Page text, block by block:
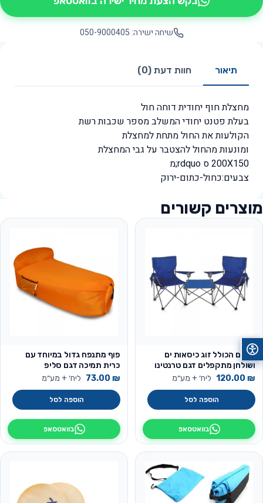
שיחה ישירה: 050-9000405
תיאור חוות דעת (0)
מחצלת חוף יחודית דוחה חול
בעלת פטנט יחודי המשלב מספר שכבות רשת
הקולעות את החול מתחת למחצלת
ומונעות מהחול להצטבר על גבי המחצלת
200X150 ס rdquo;מ
צבעים:כחול-כתום-ירוק
מוצרים קשורים
סט ים הכולל זוג כיסאות ים
ושולחן מתקפלים דגם טרנטינו
120.00 ₪ ליח׳ + מע״מ
הוספה לסל
בוואטסאפ
פוף מתנפח גדול במיוחד עם
כרית תמיכה דגם סליפ
73.00 ₪ ליח׳ + מע״מ
הוספה לסל
בוואטסאפ